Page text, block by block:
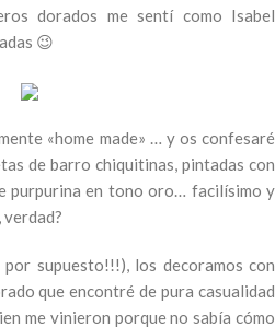
dorados me sentí como Isabel
😉
«home made» … y os confesaré
de barro chiquitinas, pintadas con
purpurina en tono oro… facilísimo y
verdad?
supuesto!!!), los decoramos con
que encontré de pura casualidad
me vinieron porque no sabía cómo